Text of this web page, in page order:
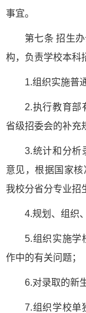
事宜。
第七条 招生
构，负责学校本科
1.组织实施普
2.执行教育部
省级招委会的补充
3.统计和分析
意见，根据国家
我校分省分专业招
4.规划、组织
5.组织实施学
作中的有关问题；
6.对录取的新
7.组织学校单